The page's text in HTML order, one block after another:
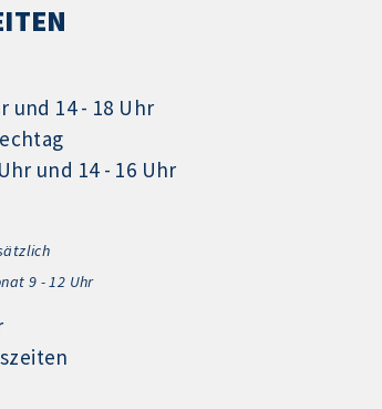
und 14 - 18 Uhr
und 14 - 16 Uhr
9 - 12 Uhr